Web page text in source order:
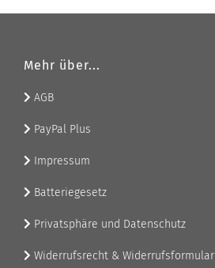
Mehr über...
AGB
PayPal Plus
Impressum
Batteriegesetz
Privatsphäre und Datenschutz
Widerrufsrecht & Widerrufsformular